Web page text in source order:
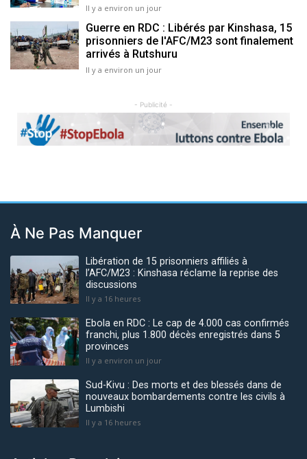
Il y a environ un jour
Guerre en RDC : Libérés par Kinshasa, 15
prisonniers de l'AFC/M23 sont finalement
arrivés à Rutshuru
Il y a environ un jour
- Publicité -
Previous Next
À Ne Pas Manquer
Libération de 15 prisonniers affiliés à
l’AFC/M23 : Kinshasa réclame la reprise des
discussions
Il y a 16 heures
Ebola en RDC : Le cap de 4.000 cas confirmés
franchi, plus 1.800 décès enregistrés dans 5
provinces
Il y a environ un jour
Sud-Kivu : Des morts et des blessés dans de
nouveaux bombardements contre les civils à
Lumbishi
Il y a 16 heures